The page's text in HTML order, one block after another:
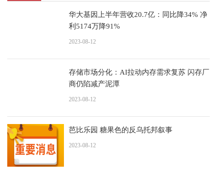
华大基因上半年营收20.7亿：同比降34% 净
利5174万降91%
2023-08-12
存储市场分化：AI拉动内存需求复苏 闪存厂
商仍陷减产泥潭
2023-08-12
芭比乐园 糖果色的反乌托邦叙事
2023-08-12